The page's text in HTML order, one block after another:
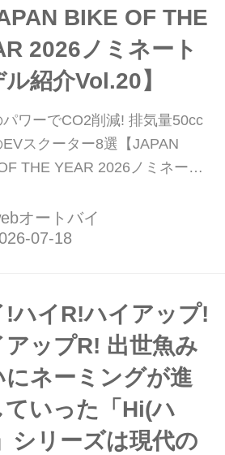
BIKE OF THE
2026ノミネート
紹介Vol.20】
パワーでCO2削減! 排気量50cc
EVスクーター8選【JAPAN
THE YEAR 2026ノミネート
オートバイの読者がその年
ナンバーワンモデルを決める恒
しました。投票はハガキやメー
単に行なえます。投票いただく
ニター車が当たる抽選にも参
ます!...
オートバイ
!ハイR!ハイアップ!
アップR! 出世魚み
にネーミングが進
ていった「Hi(ハ
シリーズは現代の